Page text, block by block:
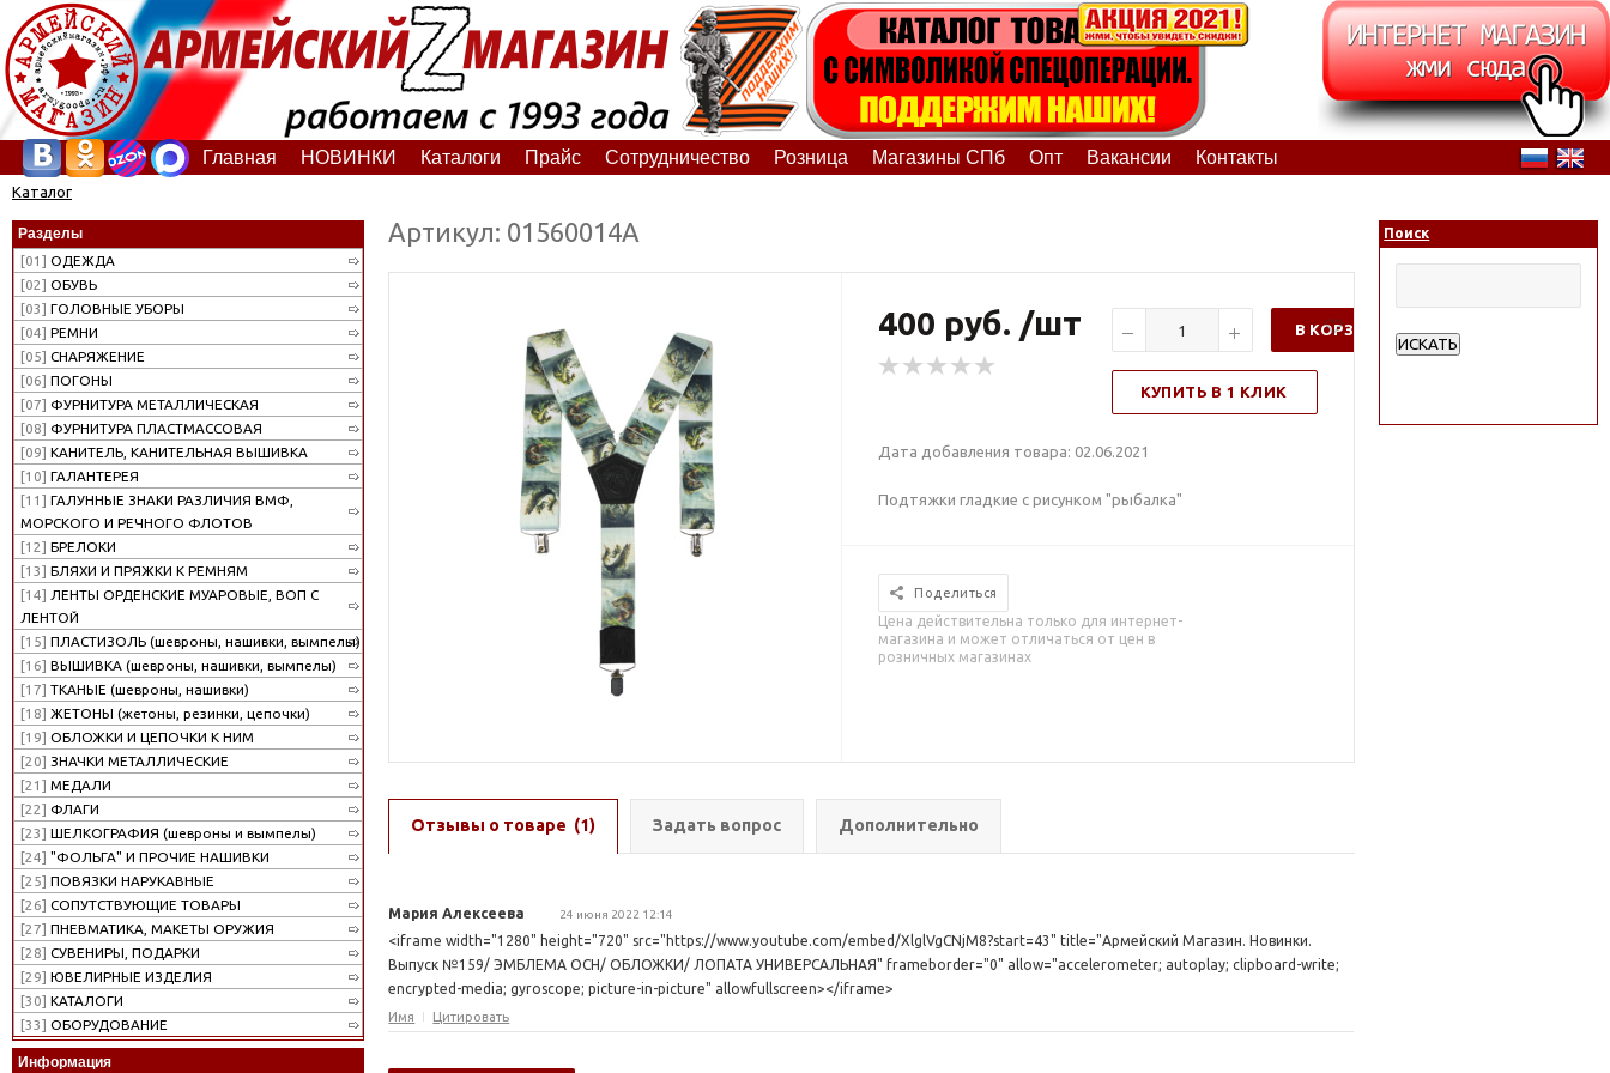
Главная НОВИНКИ Каталоги Прайс Сотрудничество Розница Магазины СПб Опт Вакансии Контакты
Каталог
Разделы
[01] ОДЕЖДА
[02] ОБУВЬ
[03] ГОЛОВНЫЕ УБОРЫ
[04] РЕМНИ
[05] СНАРЯЖЕНИЕ
[06] ПОГОНЫ
[07] ФУРНИТУРА МЕТАЛЛИЧЕСКАЯ
[08] ФУРНИТУРА ПЛАСТМАССОВАЯ
[09] КАНИТЕЛЬ, КАНИТЕЛЬНАЯ ВЫШИВКА
[10] ГАЛАНТЕРЕЯ
[11] ГАЛУННЫЕ ЗНАКИ РАЗЛИЧИЯ ВМФ,
МОРСКОГО И РЕЧНОГО ФЛОТОВ
[12] БРЕЛОКИ
[13] БЛЯХИ И ПРЯЖКИ К РЕМНЯМ
[14] ЛЕНТЫ ОРДЕНСКИЕ МУАРОВЫЕ, ВОП С
ЛЕНТОЙ
[15] ПЛАСТИЗОЛЬ (шевроны, нашивки, вымпелы)
[16] ВЫШИВКА (шевроны, нашивки, вымпелы)
[17] ТКАНЫЕ (шевроны, нашивки)
[18] ЖЕТОНЫ (жетоны, резинки, цепочки)
[19] ОБЛОЖКИ И ЦЕПОЧКИ К НИМ
[20] ЗНАЧКИ МЕТАЛЛИЧЕСКИЕ
[21] МЕДАЛИ
[22] ФЛАГИ
[23] ШЕЛКОГРАФИЯ (шевроны и вымпелы)
[24] "ФОЛЬГА" И ПРОЧИЕ НАШИВКИ
[25] ПОВЯЗКИ НАРУКАВНЫЕ
[26] СОПУТСТВУЮЩИЕ ТОВАРЫ
[27] ПНЕВМАТИКА, МАКЕТЫ ОРУЖИЯ
[28] СУВЕНИРЫ, ПОДАРКИ
[29] ЮВЕЛИРНЫЕ ИЗДЕЛИЯ
[30] КАТАЛОГИ
[33] ОБОРУДОВАНИЕ
Информация
Артикул: 01560014А
400 руб. /шт В КОРЗИНУ
КУПИТЬ В 1 КЛИК
Дата добавления товара: 02.06.2021
Подтяжки гладкие с рисунком "рыбалка"
Поделиться
Цена действительна только для интернет-
магазина и может отличаться от цен в
розничных магазинах
Отзывы о товаре (1) Задать вопрос Дополнительно
Мария Алексеева 24 июня 2022 12:14
<iframe width="1280" height="720" src="https://www.youtube.com/embed/XlglVgCNjM8?start=43" title="Армейский Магазин. Новинки.
Выпуск №159/ ЭМБЛЕМА ОСН/ ОБЛОЖКИ/ ЛОПАТА УНИВЕРСАЛЬНАЯ" frameborder="0" allow="accelerometer; autoplay; clipboard-write;
encrypted-media; gyroscope; picture-in-picture" allowfullscreen></iframe>
Имя Цитировать
Поиск
ИСКАТЬ